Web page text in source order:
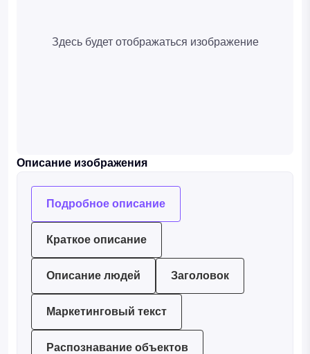
Здесь будет отображаться изображение
Описание изображения
Подробное описание
Краткое описание
Описание людей Заголовок
Маркетинговый текст
Распознавание объектов